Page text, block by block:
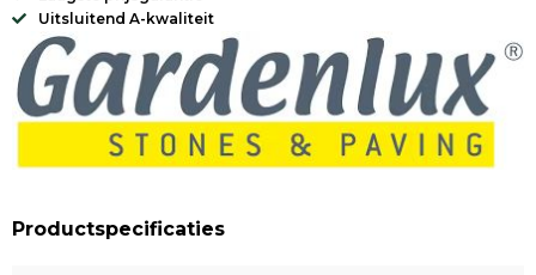
Uitsluitend A-kwaliteit
Productspecificaties